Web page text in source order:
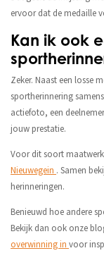
ervoor dat de medaille
Kan ik ook
Zeker. Naast een losse
sportherinnering
actiefoto, een
jouw prestatie.
Voor dit soort
Nieuwegein . Samen
herinneringen.
Benieuwd hoe andere
Bekijk dan ook onze
overwinning in voor